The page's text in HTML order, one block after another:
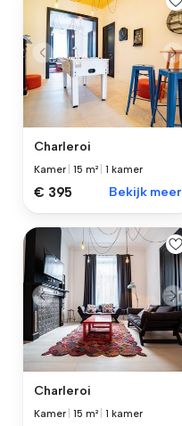
Charleroi
Kamer |15 m² |1 kamer
€ 395 Bekijk meer
Charleroi
Kamer |15 m² |1 kamer